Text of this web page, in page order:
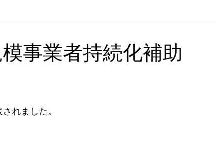
事業者持続化補助
れました。